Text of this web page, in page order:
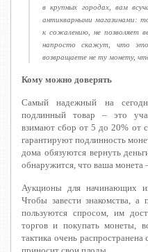
в крупных городах, вам
антикварными магазинами:
к сожалению, не позволяет
напросто скажут, что
возвращаете не ту монету,
Кому можно доверять
Самый надежный на
подлинный товар – это
взимают сбор от 5 до 20% от
гарантируют подлинность
дома обязуются вернуть
обнаружится, что ваша монета
Аукционы для начинающих
Чтобы завести знакомства, а
пользуются спросом, им
торгов и покупать монеты,
тактика очень распространена